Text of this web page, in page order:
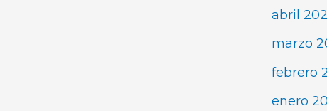
abril
marzo
febrero
enero